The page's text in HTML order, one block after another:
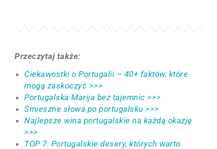
Przeczytaj także:
Ciekawostki o Portugalii – 40+ faktów, które
mogą zaskoczyć >>>
Portugalska Marija bez tajemnic >>>
Śmieszne słowa po portugalsku >>>
Najlepsze wina portugalskie na każdą okazję
>>>
TOP 7: Portugalskie desery, których warto